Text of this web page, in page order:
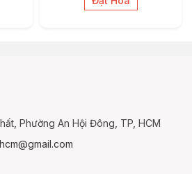
Phường An Hội Đông, TP, HCM